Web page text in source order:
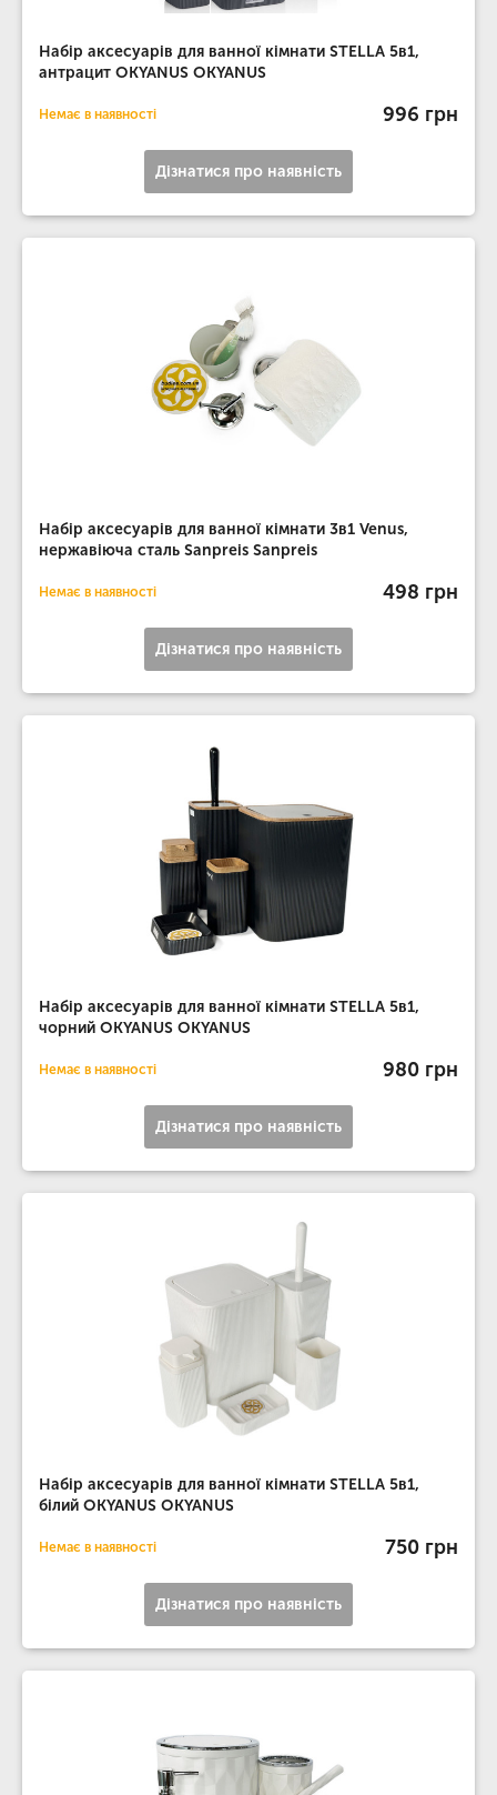
Набір аксесуарів для ванної кімнати STELLA 5в1,
антрацит OKYANUS OKYANUS
Немає в наявності 996 грн
Дізнатися про наявність
Набір аксесуарів для ванної кімнати 3в1 Venus,
нержавіюча сталь Sanpreis Sanpreis
Немає в наявності 498 грн
Дізнатися про наявність
Набір аксесуарів для ванної кімнати STELLA 5в1,
чорний OKYANUS OKYANUS
Немає в наявності 980 грн
Дізнатися про наявність
Набір аксесуарів для ванної кімнати STELLA 5в1,
білий OKYANUS OKYANUS
Немає в наявності 750 грн
Дізнатися про наявність